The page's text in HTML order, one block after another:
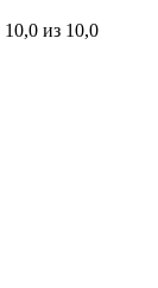
10,0 из 10,0